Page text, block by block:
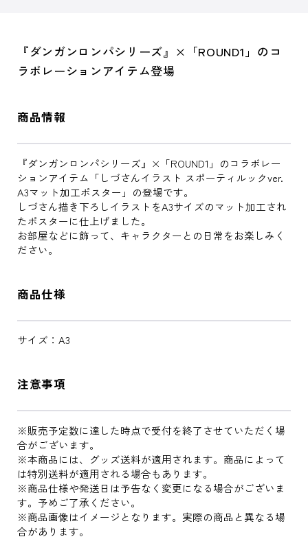
『ダンガンロンパシリーズ』×「ROUND1」のコ
ラボレーションアイテム登場
商品情報
『ダンガンロンパシリーズ』×「ROUND1」のコラボレー
ションアイテム「しづさんイラスト スポーティルックver.
A3マット加工ポスター」の登場です。
しづさん描き下ろしイラストをA3サイズのマット加工され
たポスターに仕上げました。
お部屋などに飾って、キャラクターとの日常をお楽しみく
ださい。
商品仕様
サイズ：A3
注意事項
※販売予定数に達した時点で受付を終了させていただく場
合がございます。
※本商品には、グッズ送料が適用されます。商品によって
は特別送料が適用される場合もあります。
※商品仕様や発送日は予告なく変更になる場合がございま
す。予めご了承ください。
※商品画像はイメージとなります。実際の商品と異なる場
合があります。